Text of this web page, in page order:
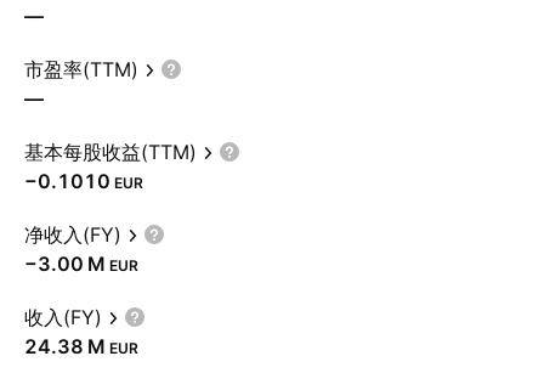
—
市盈率(TTM)
—
基本每股收益(TTM)
−0.1010 EUR
净收入(FY)
‪−3.00 M‬ EUR
收入(FY)
‪24.38 M‬ EUR